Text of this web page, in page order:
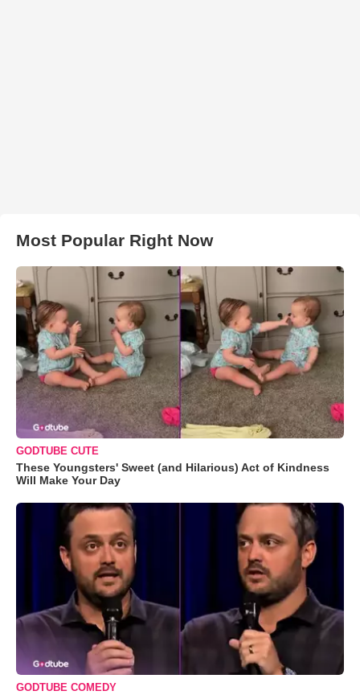
Most Popular Right Now
GODTUBE CUTE
These Youngsters' Sweet (and Hilarious) Act of Kindness
Will Make Your Day
GODTUBE COMEDY